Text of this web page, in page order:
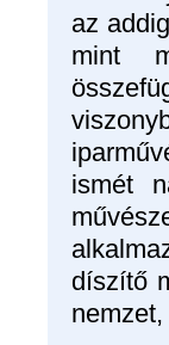
az
mint
ismét
díszítő